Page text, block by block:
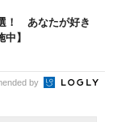
！ あなたが好き
】
by